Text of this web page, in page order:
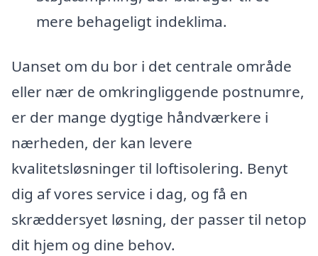
mere behageligt indeklima.
Uanset om du bor i det centrale område
eller nær de omkringliggende postnumre,
er der mange dygtige håndværkere i
nærheden, der kan levere
kvalitetsløsninger til loftisolering. Benyt
dig af vores service i dag, og få en
skræddersyet løsning, der passer til netop
dit hjem og dine behov.